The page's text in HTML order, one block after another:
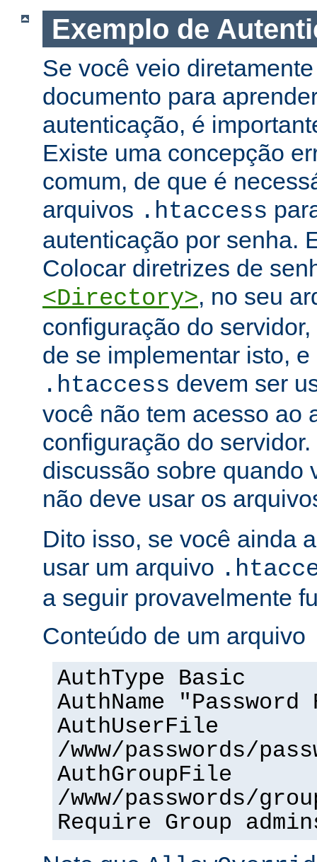
Exemplo de
Se você veio
documento para
autenticação, é
Existe uma concepção
comum, de que é
arquivos .htaccess
autenticação por senha.
Colocar diretrizes de
<Directory>, no seu
configuração do
de se implementar isto,
.htaccess devem ser
você não tem acesso ao
configuração do
discussão sobre quando
não deve usar os
Dito isso, se você ainda
usar um arquivo
a seguir provavelmente
Conteúdo de um arquivo
AuthType Basic
AuthName
AuthUserFile
/www/passwords/
AuthGroupFile
/www/passwords/
Require Group